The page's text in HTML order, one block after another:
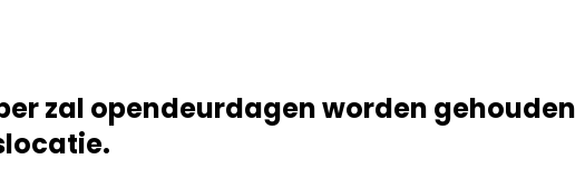
zal opendeurdagen worden gehouden